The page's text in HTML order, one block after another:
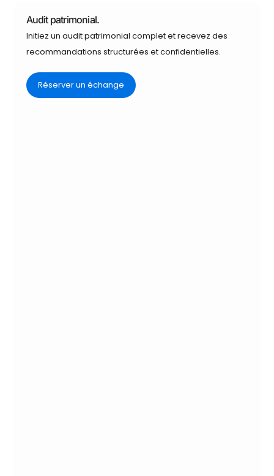
Audit patrimonial.
Initiez un audit patrimonial complet et recevez des
recommandations structurées et confidentielles.
Réserver un échange